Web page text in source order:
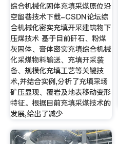
综合机械化固体充填采煤原位沿
空留巷技术下载-CSDN论坛综
合机械化密实充填开采建筑物下
压煤技术 基于目前矸石、粉煤
灰固体、膏体密实充填综合机械
化采煤物料输送、充填开采装
备、规模化充填工艺等关键技
术,并结合实例,分析了充填采场
矿压显现、覆岩及地表移动变形
特征。根据目前充填采煤技术的
发展,给出了减少